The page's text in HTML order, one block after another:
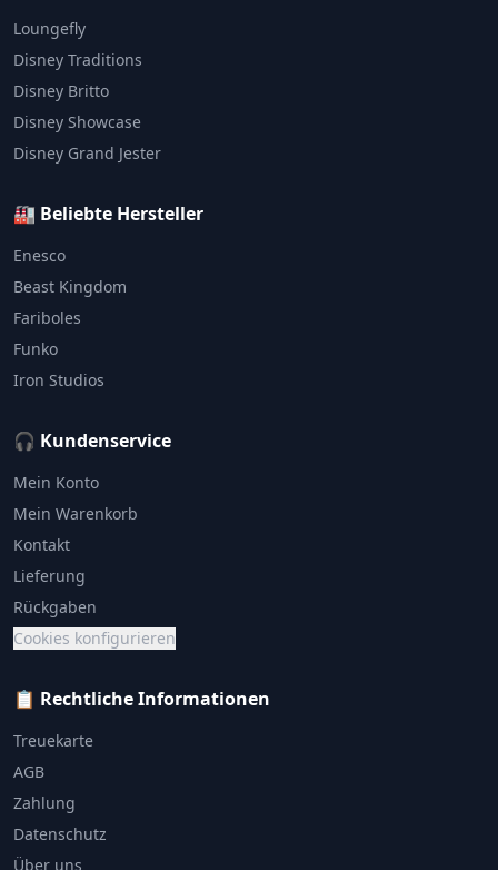
Loungefly
Disney Traditions
Disney Britto
Disney Showcase
Disney Grand Jester
🏭 Beliebte Hersteller
Enesco
Beast Kingdom
Fariboles
Funko
Iron Studios
🎧 Kundenservice
Mein Konto
Mein Warenkorb
Kontakt
Lieferung
Rückgaben
Cookies konfigurieren
📋 Rechtliche Informationen
Treuekarte
AGB
Zahlung
Datenschutz
Über uns